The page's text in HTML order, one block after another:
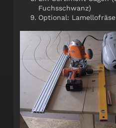
Fuchsschwanz)
Optional: Lamellofräse